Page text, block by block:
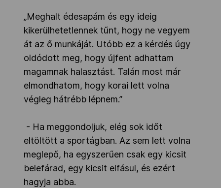
„Meghalt édesapám és egy ideig
kikerülhetetlennek tűnt, hogy ne vegyem
át az ő munkáját. Utóbb ez a kérdés úgy
oldódott meg, hogy újfent adhattam
magamnak halasztást. Talán most már
elmondhatom, hogy korai lett volna
végleg hátrébb lépnem.”
- Ha meggondoljuk, elég sok időt
eltöltött a sportágban. Az sem lett volna
meglepő, ha egyszerűen csak egy kicsit
belefárad, egy kicsit elfásul, és ezért
hagyja abba.